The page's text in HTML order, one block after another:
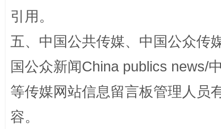
扯下公款旅游的“隐身衣” 如何以
引用。
五、中国公共传媒、中国公众传
国公众新闻China publics news/
等传媒网站信息留言板管理人员
容。